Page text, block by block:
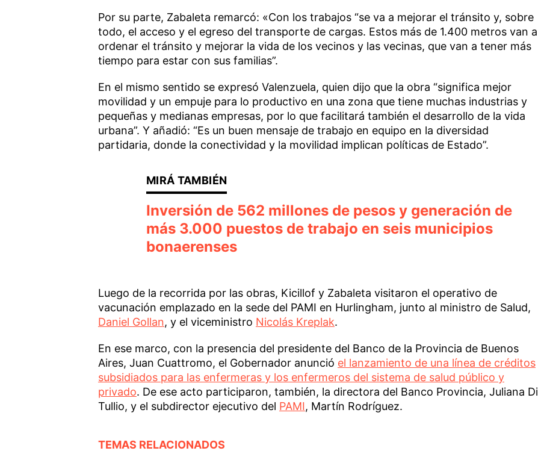
Por su parte, Zabaleta remarcó: «Con los trabajos “se va a mejorar el tránsito y, sobre
todo, el acceso y el egreso del transporte de cargas. Estos más de 1.400 metros van a
ordenar el tránsito y mejorar la vida de los vecinos y las vecinas, que van a tener más
tiempo para estar con sus familias”.
En el mismo sentido se expresó Valenzuela, quien dijo que la obra “significa mejor
movilidad y un empuje para lo productivo en una zona que tiene muchas industrias y
pequeñas y medianas empresas, por lo que facilitará también el desarrollo de la vida
urbana”. Y añadió: “Es un buen mensaje de trabajo en equipo en la diversidad
partidaria, donde la conectividad y la movilidad implican políticas de Estado”.
Inversión de 562 millones de pesos y generación de
más 3.000 puestos de trabajo en seis municipios
bonaerenses
Luego de la recorrida por las obras, Kicillof y Zabaleta visitaron el operativo de
vacunación emplazado en la sede del PAMI en Hurlingham, junto al ministro de Salud,
Daniel Gollan, y el viceministro Nicolás Kreplak.
En ese marco, con la presencia del presidente del Banco de la Provincia de Buenos
Aires, Juan Cuattromo, el Gobernador anunció el lanzamiento de una línea de créditos
subsidiados para las enfermeras y los enfermeros del sistema de salud público y
privado. De ese acto participaron, también, la directora del Banco Provincia, Juliana Di
Tullio, y el subdirector ejecutivo del PAMI, Martín Rodríguez.
TEMAS RELACIONADOS